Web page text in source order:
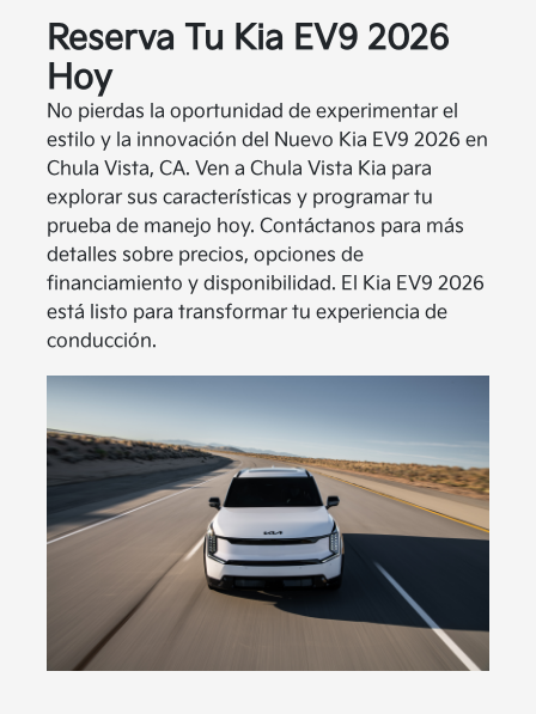
Reserva Tu Kia EV9 2026
Hoy
No pierdas la oportunidad de experimentar el
estilo y la innovación del Nuevo Kia EV9 2026 en
Chula Vista, CA. Ven a Chula Vista Kia para
explorar sus características y programar tu
prueba de manejo hoy. Contáctanos para más
detalles sobre precios, opciones de
financiamiento y disponibilidad. El Kia EV9 2026
está listo para transformar tu experiencia de
conducción.